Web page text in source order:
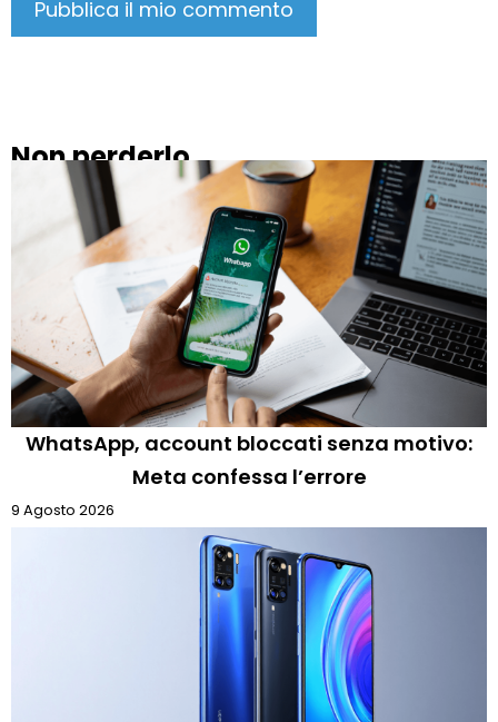
Non perderlo
WhatsApp, account bloccati senza motivo:
Meta confessa l’errore
9 Agosto 2026